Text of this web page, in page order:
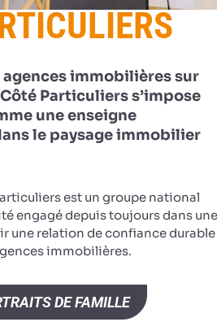
immobilières sur
Particuliers s’impose
une enseigne
le paysage immobilier
est un groupe national
engagé depuis toujours dans une
une relation de confiance durable
immobilières.
DE FAMILLE